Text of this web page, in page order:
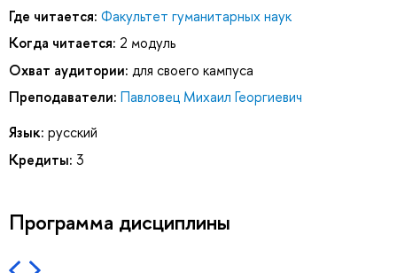
Где читается: Факультет гуманитарных наук
Когда читается: 2 модуль
Охват аудитории: для своего кампуса
Преподаватели: Павловец Михаил Георгиевич
Язык: русский
Кредиты: 3
Программа дисциплины